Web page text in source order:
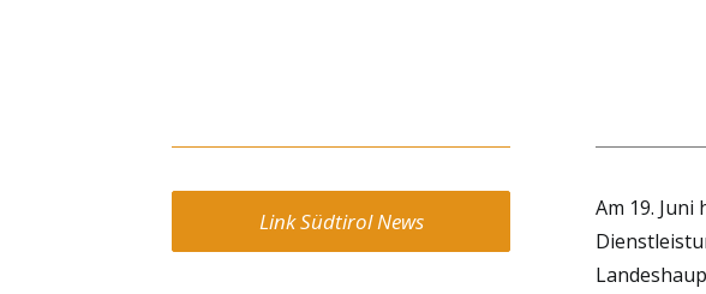
Link Südtirol News
Am 19.